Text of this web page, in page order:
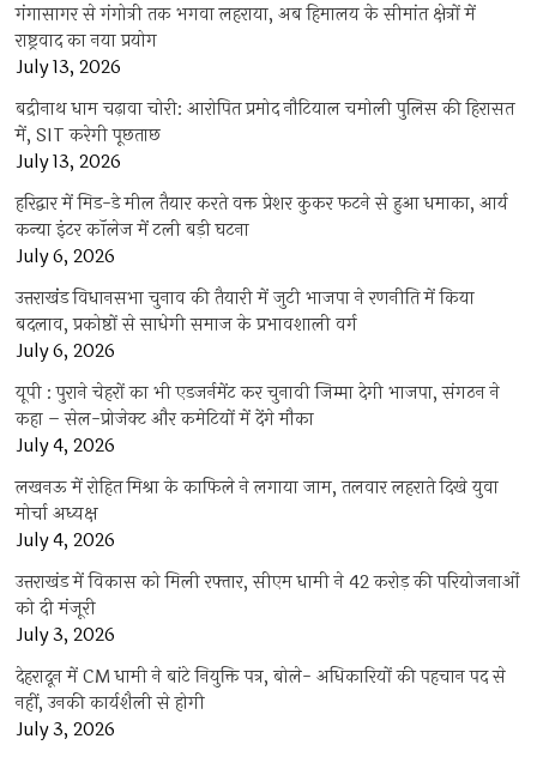
गंगासागर से गंगोत्री तक भगवा लहराया, अब हिमालय के सीमांत क्षेत्रों में
राष्ट्रवाद का नया प्रयोग
July 13, 2026
बद्रीनाथ धाम चढ़ावा चोरी: आरोपित प्रमोद नौटियाल चमोली पुलिस की हिरासत
में, SIT करेगी पूछताछ
July 13, 2026
हरिद्वार में मिड-डे मील तैयार करते वक्त प्रेशर कुकर फटने से हुआ धमाका, आर्य
कन्या इंटर कॉलेज में टली बड़ी घटना
July 6, 2026
उत्तराखंंड विधानसभा चुनाव की तैयारी में जुटी भाजपा ने रणनीति में किया
बदलाव, प्रकोष्ठों से साधेगी समाज के प्रभावशाली वर्ग
July 6, 2026
यूपी : पुराने चेहरों का भी एडजर्नमेंट कर चुनावी जिम्मा देगी भाजपा, संगठन ने
कहा – सेल-प्रोजेक्ट और कमेटियों में देंगे मौका
July 4, 2026
लखनऊ में रोहित मिश्रा के काफिले ने लगाया जाम, तलवार लहराते दिखे युवा
मोर्चा अध्यक्ष
July 4, 2026
उत्तराखंड में विकास को मिली रफ्तार, सीएम धामी ने 42 करोड़ की परियोजनाओं
को दी मंजूरी
July 3, 2026
देहरादून में CM धामी ने बांटे नियुक्ति पत्र, बोले- अधिकारियों की पहचान पद से
नहीं, उनकी कार्यशैली से होगी
July 3, 2026